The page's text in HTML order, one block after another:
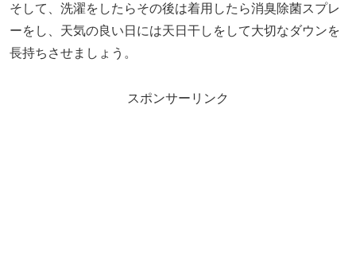
そして、洗濯をしたらその後は着用したら消臭除菌スプレ
ーをし、天気の良い日には天日干しをして大切なダウンを
長持ちさせましょう。
スポンサーリンク